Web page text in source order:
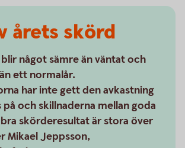
årets skörd
något sämre än väntat och
ett normalår.
har inte gett den avkastning
och skillnaderna mellan goda
skörderesultat är stora över
Mikael Jeppsson,